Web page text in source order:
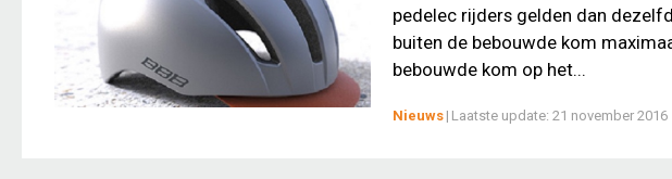
pedelec rijders gelden dan
buiten de bebouwde kom
bebouwde kom op het...
Nieuws | Laatste update: 21 november 2016